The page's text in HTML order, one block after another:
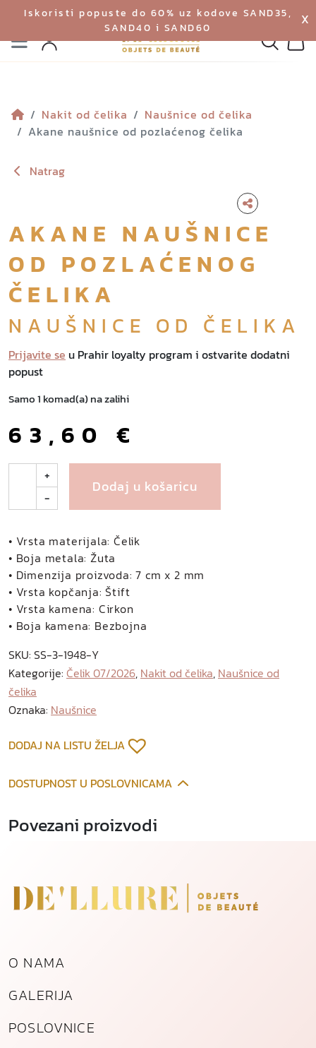
Iskoristi popuste do 60% uz kodove SAND35,
SAND40 i SAND60
X
Izbornik
Profil
Nakit od čelika
Naušnice od čelika
Akane naušnice od pozlaćenog čelika
Natrag
AKANE NAUŠNICE
OD POZLAĆENOG
ČELIKA
NAUŠNICE OD ČELIKA
Prijavite se u Prahir loyalty program i ostvarite dodatni
popust
Samo 1 komad(a) na zalihi
63,60€
a
e
n
a
u
š
n
c
e
o
d
o
l
e
e
k
k
l
+
-
Dodaj u košaricu
• Vrsta materijala: Čelik
• Boja metala: Žuta
• Dimenzija proizvoda: 7 cm x 2 mm
• Vrsta kopčanja: Štift
• Vrsta kamena: Cirkon
• Boja kamena: Bezbojna
SKU: SS-3-1948-Y
Kategorije: Čelik 07/2026, Nakit od čelika, Naušnice od
čelika
Oznaka: Naušnice
DODAJ NA LISTU ŽELJA
DOSTUPNOST U POSLOVNICAMA
Povezani proizvodi
O NAMA
GALERIJA
POSLOVNICE